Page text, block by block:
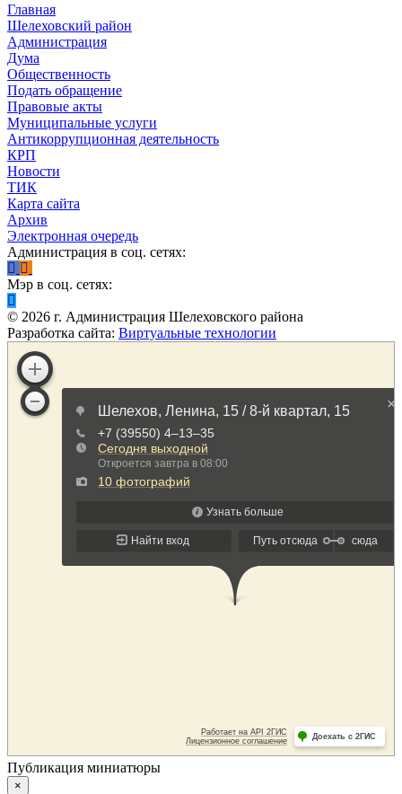
Главная
Шелеховский район
Администрация
Дума
Общественность
Подать обращение
Правовые акты
Муниципальные услуги
Антикоррупционная деятельность
КРП
Новости
ТИК
Карта сайта
Архив
Электронная очередь
Администрация в соц. сетях:
Мэр в соц. сетях:
© 2026 г. Администрация Шелеховского района
Разработка сайта: Виртуальные технологии
Публикация миниатюры
×